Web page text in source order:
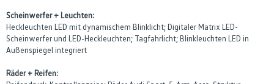
Scheinwerfer + Leuchten:
Heckleuchten LED mit dynamischem Blinklicht; Digitaler Matrix LED-
Scheinwerfer und LED-Heckleuchten; Tagfahrlicht; Blinkleuchten LED in
Außenspiegel integriert
Räder + Reifen: